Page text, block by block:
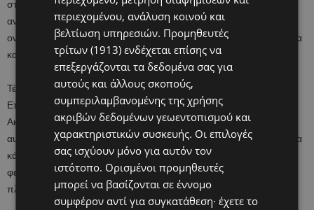
στην τεχνολογία ψηφιακών φωτογραφικών μηχανών ήταν
αναπόσπαστο κομμάτι της ανάπτυξης του τηλεσκοπίου, το
ονειρεύτηκε για πρώτη φορά πριν από περισσότερα από 30 χρόνια
και το είδε να γίνεται πραγματικότητα.
Τέλος, η Μένγκραν Ντου, γεωεπιστήμονας στο Ινστιτούτο
Επιστήμης και Μηχανικής Βαθέων Θαλασσών της Κινεζικής
Ακαδημίας Επιστημών, αντιμετώπισε διάφορους κινδύνους όταν
αυτή και η ομάδα της έκαναν μια υποβρύχια κατάδυση 9.000 μέτρα
κάτω από την επιφάνεια του ωκεανού και πήραν τις πρώτες
φευγαλέες εικόνες ενός οικοσυστήματος γεμάτου με παράξενα
πλάσματα.
περιεχομένου, ανάλυση κοινού και
βελτίωση υπηρεσιών. Προμηθευτές
τρίτων (1913) ενδέχεται επίσης να
επεξεργάζονται τα δεδομένα σας για
αυτούς και άλλους σκοπούς,
συμπεριλαμβανομένης της χρήσης
ακριβών δεδομένων γεωεντοπισμού και
χαρακτηριστικών συσκευής. Οι επιλογές
σας ισχύουν μόνο για αυτόν τον
ιστότοπο. Ορισμένοι προμηθευτές
μπορεί να βασίζονται σε έννομο
συμφέρον αντί για συγκατάθεση· έχετε το